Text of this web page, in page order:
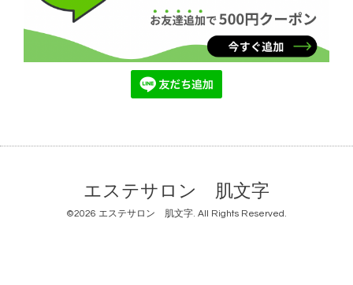
エステサロン 肌文字
©2026 エステサロン 肌文字. All Rights Reserved.